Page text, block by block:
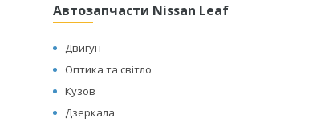
Автозапчасти Nissan Leaf
Двигун
Оптика та світло
Кузов
Дзеркала